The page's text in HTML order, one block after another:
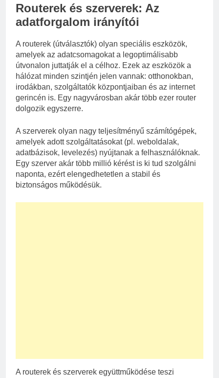
Routerek és szerverek: Az
adatforgalom irányítói
A routerek (útválasztók) olyan speciális eszközök,
amelyek az adatcsomagokat a legoptimálisabb
útvonalon juttatják el a célhoz. Ezek az eszközök a
hálózat minden szintjén jelen vannak: otthonokban,
irodákban, szolgáltatók központjaiban és az internet
gerincén is. Egy nagyvárosban akár több ezer router
dolgozik egyszerre.
A szerverek olyan nagy teljesítményű számítógépek,
amelyek adott szolgáltatásokat (pl. weboldalak,
adatbázisok, levelezés) nyújtanak a felhasználóknak.
Egy szerver akár több millió kérést is ki tud szolgálni
naponta, ezért elengedhetetlen a stabil és
biztonságos működésük.
A routerek és szerverek együttműködése teszi